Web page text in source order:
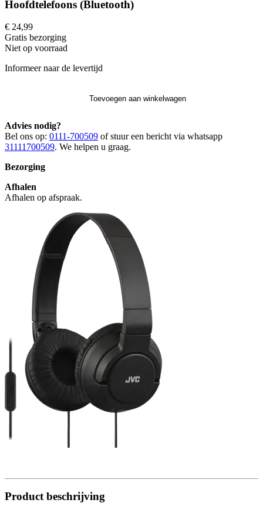
Hoofdtelefoons (Bluetooth)
€ 24,99
Gratis bezorging
Niet op voorraad
Informeer naar de levertijd
Toevoegen aan winkelwagen
Advies nodig?
Bel ons op: 0111-700509 of stuur een bericht via whatsapp
31111700509. We helpen u graag.
Bezorging
Afhalen
Afhalen op afspraak.
Product beschrijving